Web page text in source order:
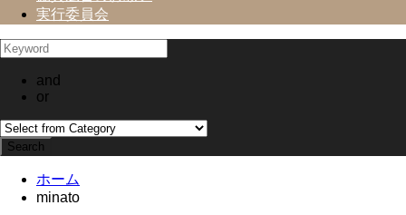
実行委員会
and
or
ホーム
minato